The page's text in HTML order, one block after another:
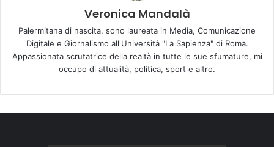
Veronica Mandalà
Palermitana di nascita, sono laureata in Media, Comunicazione
Digitale e Giornalismo all'Università "La Sapienza" di Roma.
Appassionata scrutatrice della realtà in tutte le sue sfumature, mi
occupo di attualità, politica, sport e altro.